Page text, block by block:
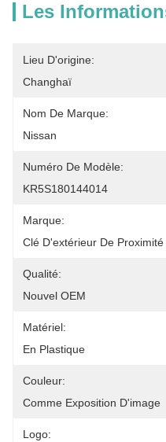
Les
Lieu D'origine:
Changhaï
Nom De Marque:
Nissan
Numéro De Modèle:
KR5S180144014
Marque:
Clé D'extérieur De Proximité
Qualité:
Nouvel OEM
Matériel:
En Plastique
Couleur:
Comme Exposition D'image
Logo: